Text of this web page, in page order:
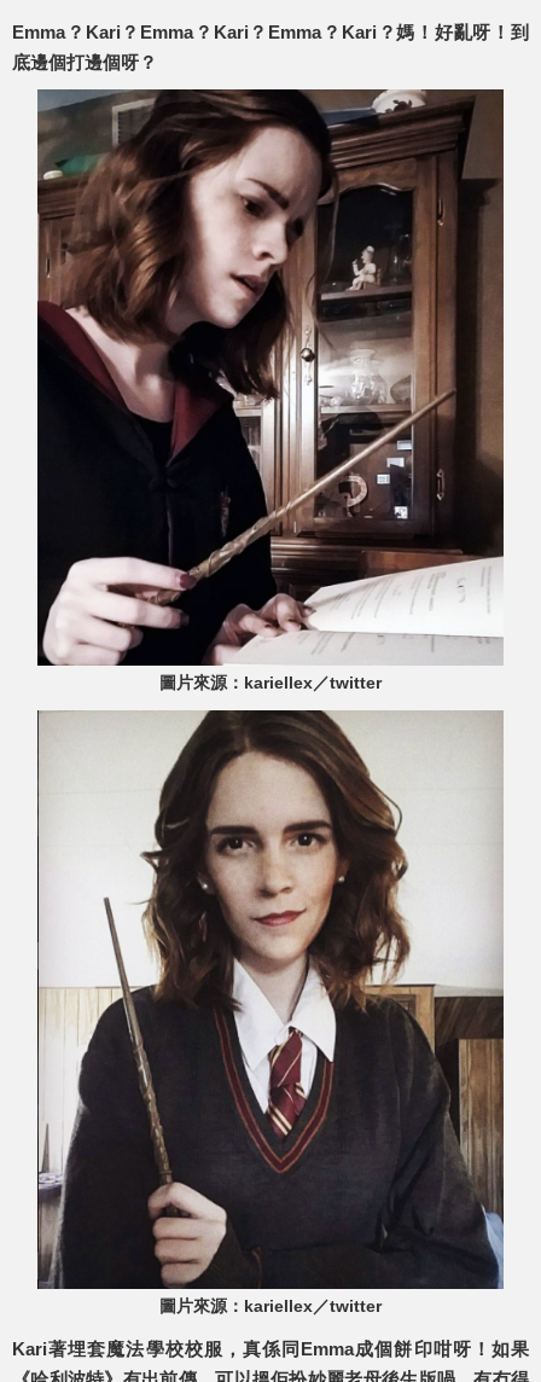
Emma？Kari？Emma？Kari？Emma？Kari？媽！好亂呀！到
底邊個打邊個呀？
圖片來源：kariellex／twitter
圖片來源：kariellex／twitter
Kari著埋套魔法學校校服，真係同Emma成個餅印咁呀！如果